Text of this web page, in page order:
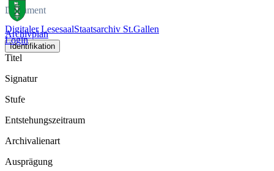
Digitaler LesesaalStaatsarchiv St.Gallen
Login
Dokument
Archivplan
Identifikation
Titel
Signatur
Stufe
Entstehungszeitraum
Archivalienart
Ausprägung